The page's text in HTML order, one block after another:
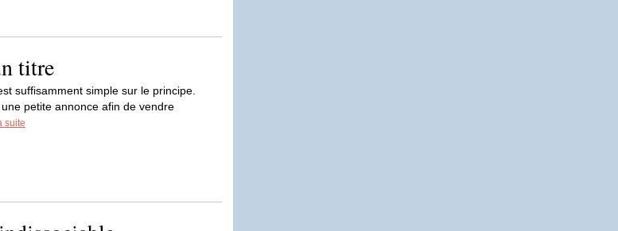
titre
suffisamment simple sur le principe.
petite annonce afin de vendre
suite